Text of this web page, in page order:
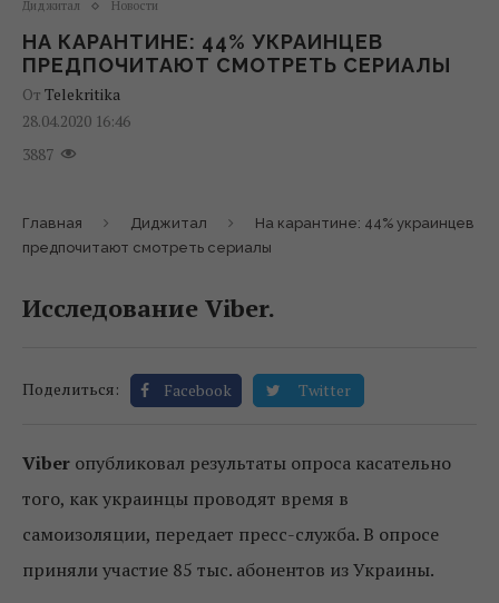
Диджитал Новости
НА КАРАНТИНЕ: 44% УКРАИНЦЕВ
ПРЕДПОЧИТАЮТ СМОТРЕТЬ СЕРИАЛЫ
От Telekritika
28.04.2020 16:46
3887
Главная Диджитал
На карантине: 44% украинцев
предпочитают смотреть сериалы
Исследование Viber.
Поделиться: Facebook Twitter
Viber опубликовал результаты опроса касательно
того, как украинцы проводят время в
самоизоляции, передает пресс-служба. В опросе
приняли участие 85 тыс. абонентов из Украины.